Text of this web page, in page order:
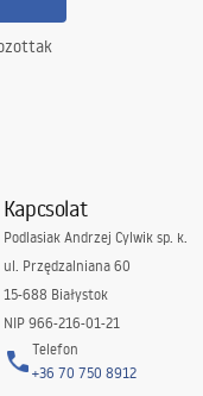
Kapcsolat
Podlasiak Andrzej Cylwik sp. k.
ul. Przędzalniana 60
15-688 Białystok
NIP 966-216-01-21
Telefon
+36 70 750 8912